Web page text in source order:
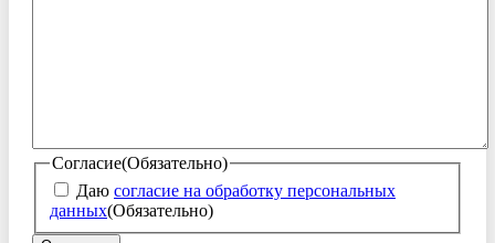
Согласие(Обязательно)
Даю согласие на обработку персональных
данных(Обязательно)